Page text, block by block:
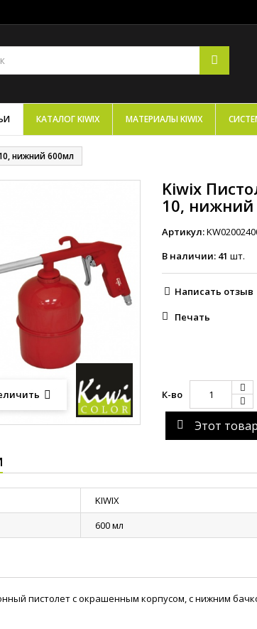
КАТАЛОГ KIWIX МАТЕРИАЛЫ KIWIX
нижний 600мл
Kiwix
10,
Артикул:
В наличии: 41 шт.
Написать отзыв
Печать
К-во
Этот
KIWIX
600 мл
пистолет с окрашенным корпусом, с нижним